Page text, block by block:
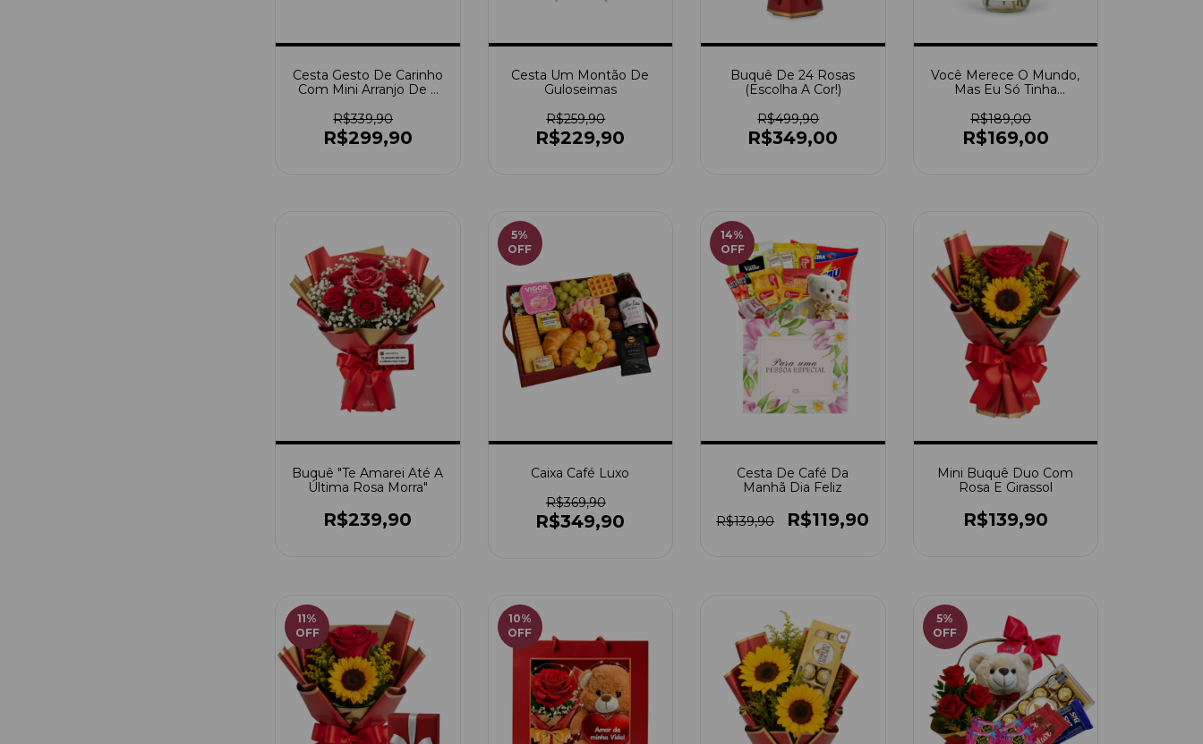
Cesta Gesto De Carinho
Com Mini Arranjo De 3
Urso Médio
R$339,90
R$299,90
Cesta Um Montão De
Guloseimas
R$259,90
R$229,90
Buquê De 24 Rosas
(Escolha A Cor!)
R$499,90
R$349,00
Você Merece O Mundo,
Mas Eu Só Tinha
Presentinho. Te Amo!
R$189,00
R$169,00
Buquê "Te Amarei Até A
Última Rosa Morra"
R$239,90
5%
OFF
Caixa Café Luxo
R$369,90
R$349,90
14%
OFF
Cesta De Café Da
Manhã Dia Feliz
R$139,90 R$119,90
Mini Buquê Duo Com
Rosa E Girassol
R$139,90
11%
OFF
10%
OFF
5%
OFF